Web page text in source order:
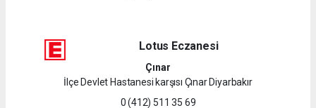
Lotus Eczanesi
Çınar
İlçe Devlet Hastanesi karşısı Çınar Diyarbakır
0 (412) 511 35 69